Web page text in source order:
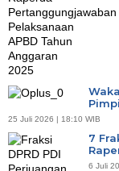
25 Juli 2026 | 18:10 WIB
7
6 Juli